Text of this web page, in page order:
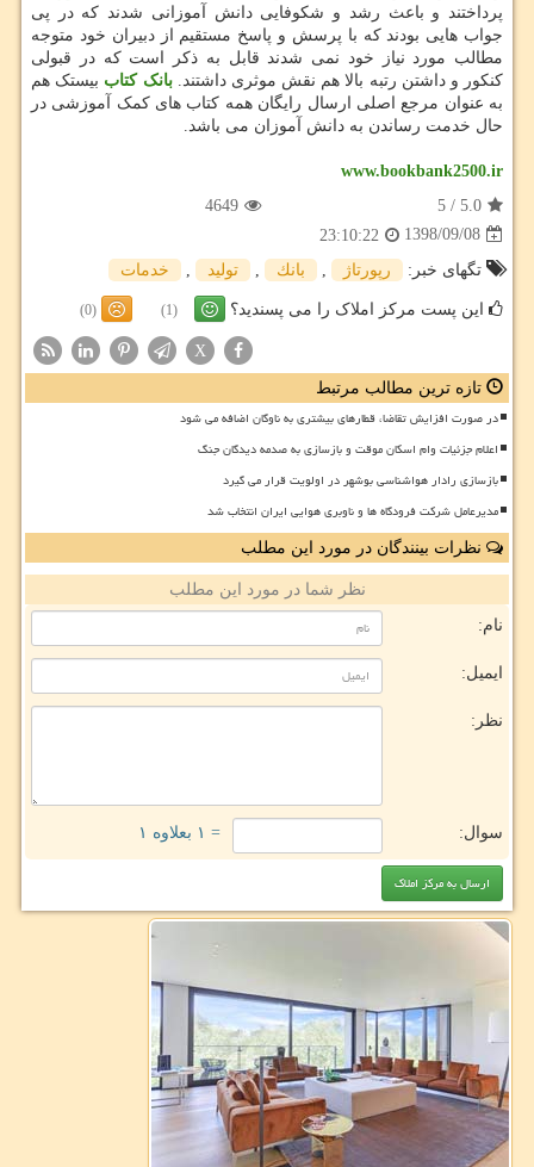
پرداختند و باعث رشد و شکوفایی دانش آموزانی شدند که در پی
جواب هایی بودند که با پرسش و پاسخ مستقیم از دبیران خود متوجه
مطالب مورد نیاز خود نمی شدند قابل به ذکر است که در قبولی
کنکور و داشتن رتبه بالا هم نقش موثری داشتند.بانک کتاب بیستک هم
به عنوان مرجع اصلی ارسال رایگان همه کتاب های کمک آموزشی در
حال خدمت رساندن به دانش آموزان می باشد.
www.bookbank2500.ir
5.0
/
5
4649
1398/09/08
23:10:22
تگهای خبر:
رپورتاژ , بانك , تولید , خدمات
این پست مرکز املاک را می پسندید؟ (1)
(0)
X
تازه ترین مطالب مرتبط
در صورت افزایش تقاضا، قطارهای بیشتری به ناوگان اضافه می شود
اعلام جزئیات وام اسکان موقت و بازسازی به صدمه دیدگان جنگ
بازسازی رادار هواشناسی بوشهر در اولویت قرار می گیرد
مدیرعامل شرکت فرودگاه ها و ناوبری هوایی ایران انتخاب شد
نظرات بینندگان در مورد این مطلب
نظر شما در مورد این مطلب
نام:
ایمیل:
نظر:
سوال: = ۱ بعلاوه ۱